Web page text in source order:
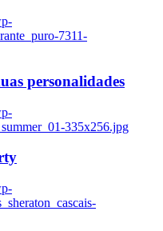
7311-
personalidades
335x256.jpg